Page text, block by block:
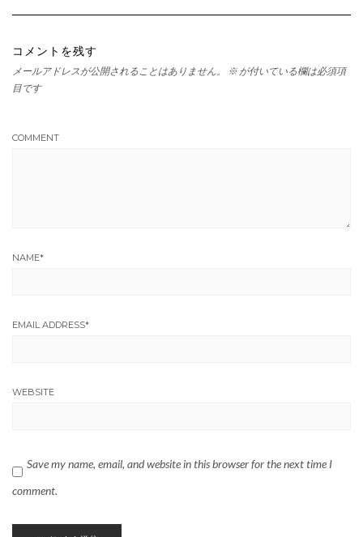
コメントを残す
メールアドレスが公開されることはありません。 ※ が付いている欄は必須項
目です
COMMENT
NAME*
EMAIL ADDRESS*
WEBSITE
Save my name, email, and website in this browser for the next time I
comment.